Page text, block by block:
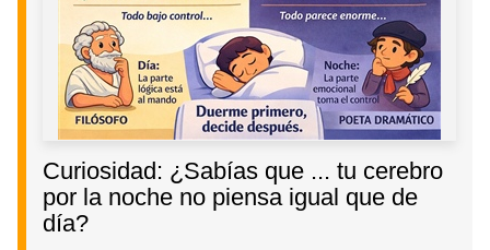
Curiosidad: ¿Sabías que ... tu cerebro
por la noche no piensa igual que de
día?